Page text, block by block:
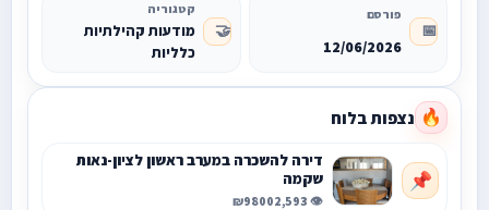
📅
פורסם
12/06/2026
🤝
קטגוריה
מודעות קהילתיות
כלליות
🔥 נצפות בלוח
📌
דירה להשכרה במערב ראשון לציון-נאות
שקמה
👁️ 2,593
₪9800